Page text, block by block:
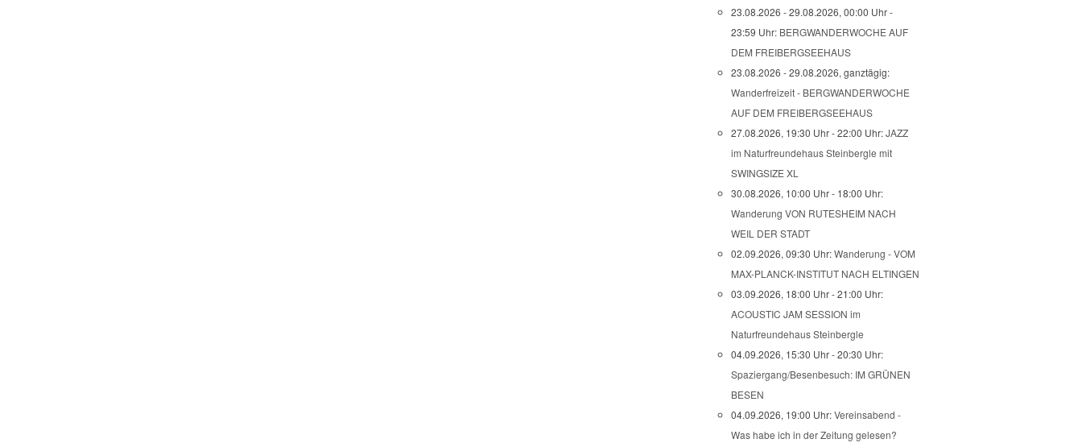
23.08.2026 - 29.08.2026, 00:00 Uhr -
23:59 Uhr: BERGWANDERWOCHE AUF
DEM FREIBERGSEEHAUS
23.08.2026 - 29.08.2026, ganztägig:
Wanderfreizeit - BERGWANDERWOCHE
AUF DEM FREIBERGSEEHAUS
27.08.2026, 19:30 Uhr - 22:00 Uhr:JAZZ
im Naturfreundehaus Steinbergle mit
SWINGSIZE XL
30.08.2026, 10:00 Uhr - 18:00 Uhr:
Wanderung VON RUTESHEIM NACH
WEIL DER STADT
02.09.2026, 09:30 Uhr:Wanderung - VOM
MAX-PLANCK-INSTITUT NACH ELTINGEN
03.09.2026, 18:00 Uhr - 21:00 Uhr:
ACOUSTIC JAM SESSION im
Naturfreundehaus Steinbergle
04.09.2026, 15:30 Uhr - 20:30 Uhr:
Spaziergang/Besenbesuch: IM GRÜNEN
BESEN
04.09.2026, 19:00 Uhr:Vereinsabend -
Was habe ich in der Zeitung gelesen?